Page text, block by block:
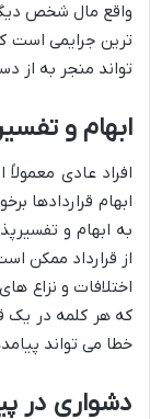
واقع مال شخص
ترین جرایمی است
تواند منجر به از
ابهام و
افراد عادی
ابهام قراردادها
به ابهام و
از قرارداد ممکن
اختلافات و نزاع
که هر کلمه در یک
خطا می تواند
دشواری در